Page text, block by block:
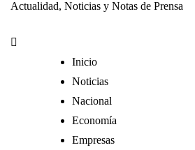
Actualidad, Noticias y Notas de Prensa
Inicio
Noticias
Nacional
Economía
Empresas